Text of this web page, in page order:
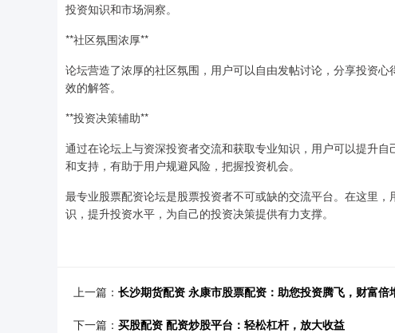
投资知识和市场洞察。
**社区氛围浓厚**
论坛营造了浓厚的社区氛围，用户可以自由发帖讨论，分享投资
效的解答。
**投资决策辅助**
通过在论坛上与资深投资者交流和获取专业知识，用户可以提升
和支持，有助于用户规避风险，把握投资机会。
最专业股票配资论坛是股票投资者不可或缺的交流平台。在这里
识，提升投资水平，为自己的投资决策提供有力支撑。
上一篇： 长沙期货配资 永康市股票配资：助您投资腾飞，财富倍
下一篇： 买股配资 配资炒股平台：轻松杠杆，放大收益